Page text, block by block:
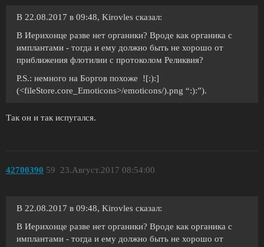
В 22.08.2017 в 09:48, Kirovles сказал:
В Иерихонце разве нет органики? Вроде как органика с
имплантами - тогда и ему должно быть не хорошо от
приближения флотилии с протоколом Реликвия?
P.S.: немного на Боргов похоже ![:):]
(<fileStore.core_Emoticons>/emoticons/).png “:):”).
Так он и так испугался.
42700390 23.Август.2017 08:54:00
59
В 22.08.2017 в 09:48, Kirovles сказал:
В Иерихонце разве нет органики? Вроде как органика с
имплантами - тогда и ему должно быть не хорошо от